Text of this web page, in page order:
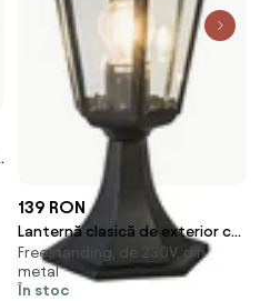
139 RON
Lanternă clasică de exterior cu
bază neagră IP44 - New Orleans
Freestanding, de 230V, din
metal
În stoc